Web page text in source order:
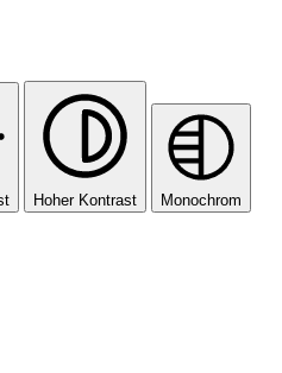
Hoher Kontrast Monochrom